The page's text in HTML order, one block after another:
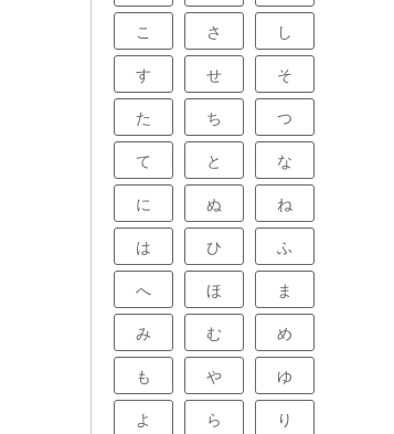
こ さ し
す せ そ
た ち つ
て と な
に ぬ ね
は ひ ふ
へ ほ ま
み む め
も や ゆ
よ ら り